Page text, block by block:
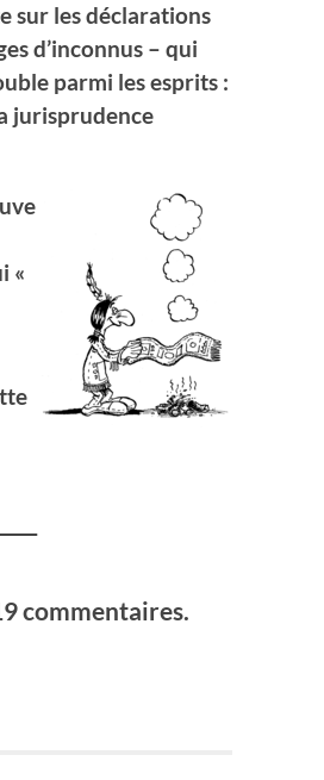
sur les déclarations
d’inconnus – qui
parmi les esprits :
jurisprudence
«
commentaires.